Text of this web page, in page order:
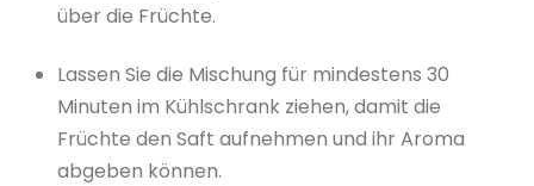
über die Früchte.
Lassen Sie die Mischung für mindestens 30
Minuten im Kühlschrank ziehen, damit die
Früchte den Saft aufnehmen und ihr Aroma
abgeben können.